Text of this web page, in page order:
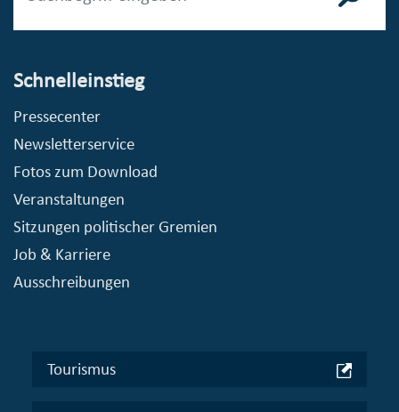
Schnelleinstieg
Pressecenter
Newsletterservice
Fotos zum Download
Veranstaltungen
Sitzungen politischer Gremien
Job & Karriere
Ausschreibungen
Tourismus